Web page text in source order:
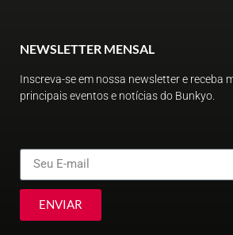
NEWSLETTER MENSAL
Inscreva-se em nossa newsletter e receba
principais eventos e notícias do Bunkyo.
ENVIAR